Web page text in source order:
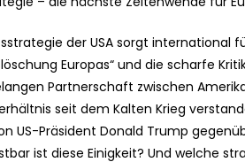
der USA sorgt international
Europas“ und die scharfe
Partnerschaft zwischen
seit dem Kalten Krieg
US-Präsident Donald Trump
ist diese Einigkeit? Und welche